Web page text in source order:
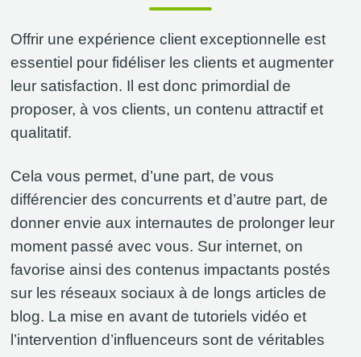
Offrir une expérience client exceptionnelle est
essentiel pour fidéliser les clients et augmenter
leur satisfaction. Il est donc primordial de
proposer, à vos clients, un contenu attractif et
qualitatif.
Cela vous permet, d’une part, de vous
différencier des concurrents et d’autre part, de
donner envie aux internautes de prolonger leur
moment passé avec vous. Sur internet, on
favorise ainsi des contenus impactants postés
sur les réseaux sociaux à de longs articles de
blog. La mise en avant de tutoriels vidéo et
l’intervention d’influenceurs sont de véritables